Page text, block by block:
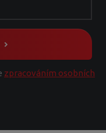
zpracováním osobních